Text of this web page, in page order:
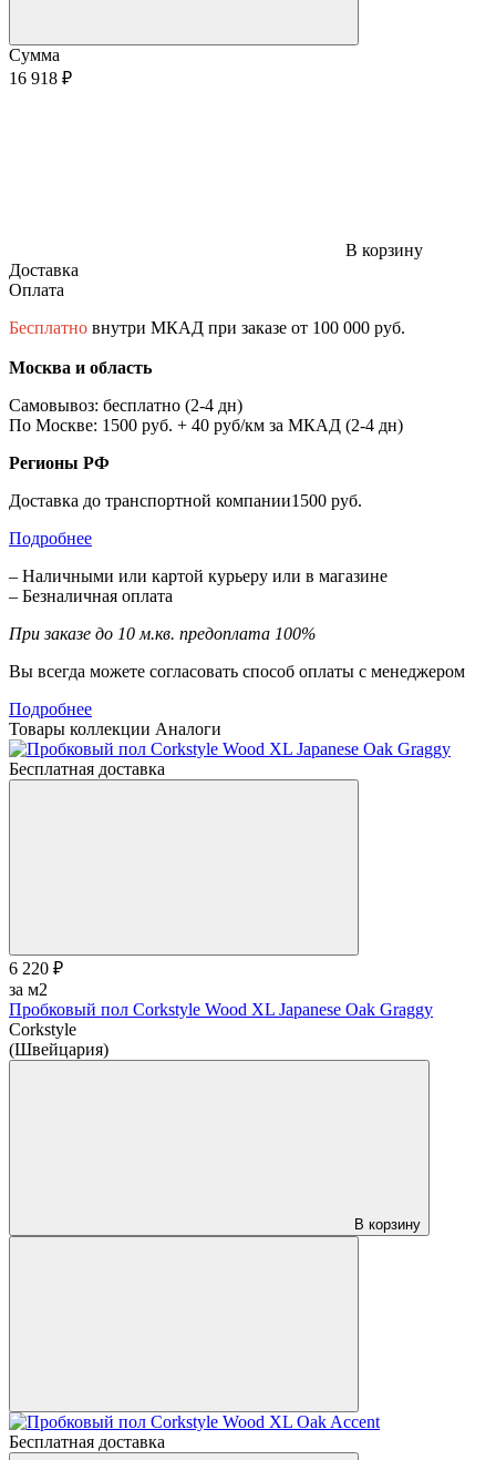
Сумма
16 918 ₽
В корзину
Доставка
Оплата
Бесплатно внутри МКАД при заказе от 100 000 руб.
Москва и область
Самовывоз: бесплатно (2-4 дн)
По Москве: 1500 руб. + 40 руб/км за МКАД (2-4 дн)
Регионы РФ
Доставка до транспортной компании1500 руб.
Подробнее
– Наличными или картой курьеру или в магазине
– Безналичная оплата
При заказе до 10 м.кв. предоплата 100%
Вы всегда можете согласовать способ оплаты с менеджером
Подробнее
Товары коллекции Аналоги
Бесплатная доставка
6 220 ₽
за м2
Пробковый пол Corkstyle Wood XL Japanese Oak Graggy
Corkstyle
(Швейцария)
В корзину
Бесплатная доставка